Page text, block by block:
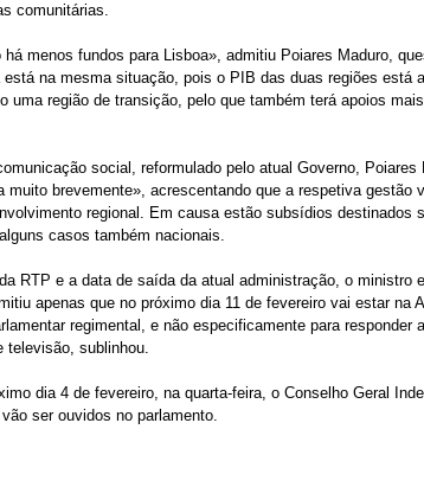
comunitárias.
menos fundos para Lisboa», admitiu Poiares Maduro,
na mesma situação, pois o PIB das duas regiões está
uma região de transição, pelo que também terá apoios
social, reformulado pelo atual Governo, Poiares
muito brevemente», acrescentando que a respetiva gestão
regional. Em causa estão subsídios destinados
casos também nacionais.
RTP e a data de saída da atual administração, o ministro
apenas que no próximo dia 11 de fevereiro vai estar na
regimental, e não especificamente para responder
televisão, sublinhou.
dia 4 de fevereiro, na quarta-feira, o Conselho Geral
ser ouvidos no parlamento.